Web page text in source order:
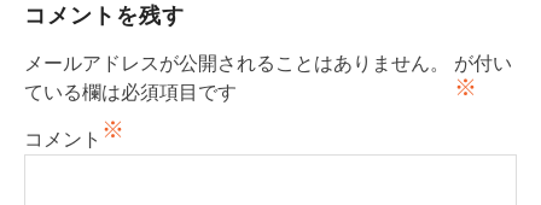
ー
ョ
コメントを残す
メールアドレスが公開されることはありません。
※
が付い
ている欄は必須項目です
コメント ※